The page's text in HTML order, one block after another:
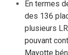
En termes
des 136
plusieurs
pouvant
Mayotte